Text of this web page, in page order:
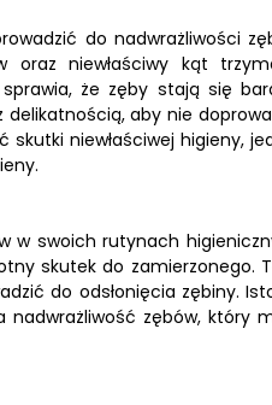
do nadwrażliwości
oraz niewłaściwy kąt
że zęby stają się
aby nie
niewłaściwej higieny,
w swoich rutynach
skutek do zamierzonego.
do odsłonięcia zębiny.
zębów, który